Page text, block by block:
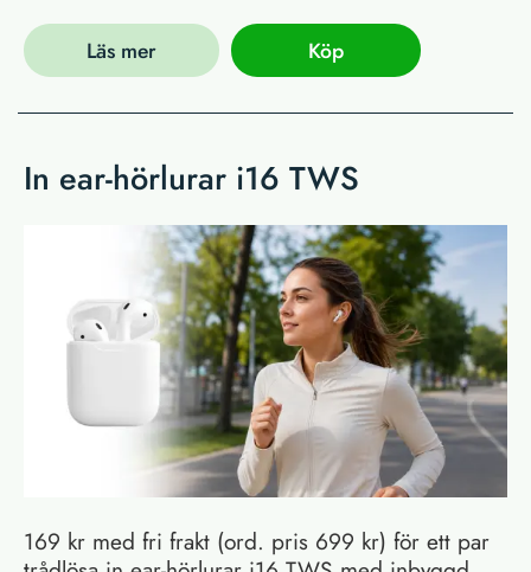
Läs mer Köp
In ear-hörlurar i16 TWS
169 kr med fri frakt (ord. pris 699 kr) för ett par